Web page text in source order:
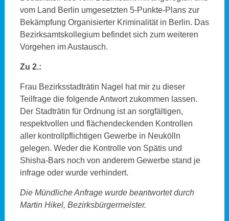
vom Land Berlin umgesetzten 5-Punkte-Plans zur
Bekämpfung Organisierter Kriminalität in Berlin. Das
Bezirksamtskollegium befindet sich zum weiteren
Vorgehen im Austausch.
Zu 2.:
Frau Bezirksstadträtin Nagel hat mir zu dieser
Teilfrage die folgende Antwort zukommen lassen.
Der Stadträtin für Ordnung ist an sorgfältigen,
respektvollen und flächendeckenden Kontrollen
aller kontrollpflichtigen Gewerbe in Neukölln
gelegen. Weder die Kontrolle von Spätis und
Shisha-Bars noch von anderem Gewerbe stand je
infrage oder wurde verhindert.
Die Mündliche Anfrage wurde beantwortet durch
Martin Hikel, Bezirksbürgermeister.